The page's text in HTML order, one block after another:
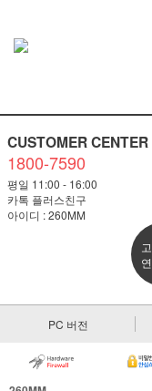
CUSTOMER CENTER
1800-7590
평일 11:00 - 16:00
카톡 플러스친구
아이디 : 260MM
PC 버전